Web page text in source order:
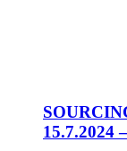
15.7.2024